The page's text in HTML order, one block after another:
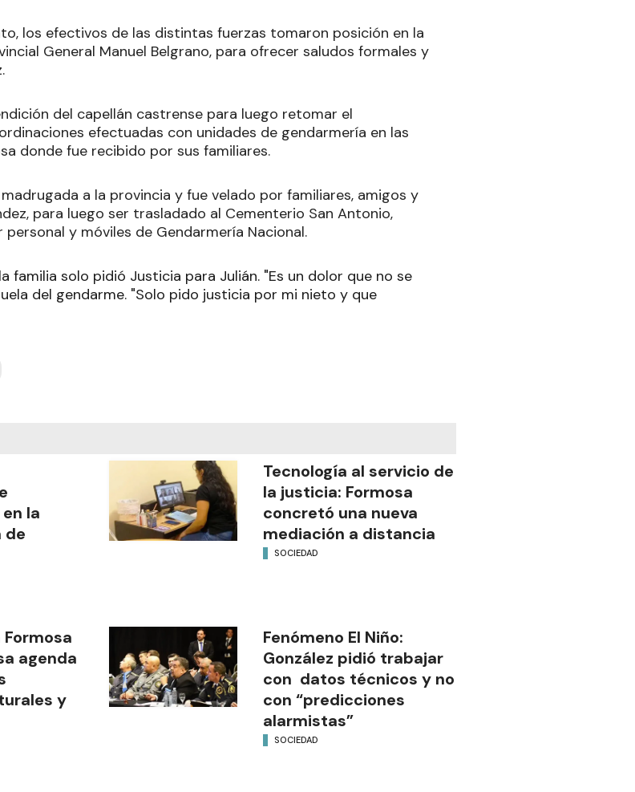
los efectivos de las distintas fuerzas tomaron posición en la
General Manuel Belgrano, para ofrecer saludos formales y
del capellán castrense para luego retomar el
efectuadas con unidades de gendarmería en las
donde fue recibido por sus familiares.
a la provincia y fue velado por familiares, amigos y
para luego ser trasladado al Cementerio San Antonio,
y móviles de Gendarmería Nacional.
familia solo pidió Justicia para Julián. "Es un dolor que no se
del gendarme. "Solo pido justicia por mi nieto y que
la
de
Tecnología al servicio de
la justicia: Formosa
concretó una nueva
mediación a distancia
SOCIEDAD
agenda
y
Fenómeno El Niño:
González pidió trabajar
con datos técnicos y no
con “predicciones
alarmistas”
SOCIEDAD